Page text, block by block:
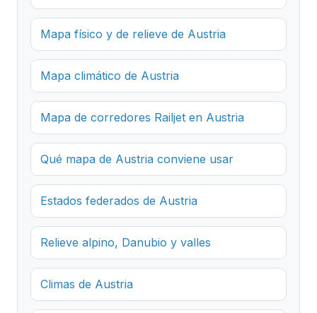
Mapa físico y de relieve de Austria
Mapa climático de Austria
Mapa de corredores Railjet en Austria
Qué mapa de Austria conviene usar
Estados federados de Austria
Relieve alpino, Danubio y valles
Climas de Austria